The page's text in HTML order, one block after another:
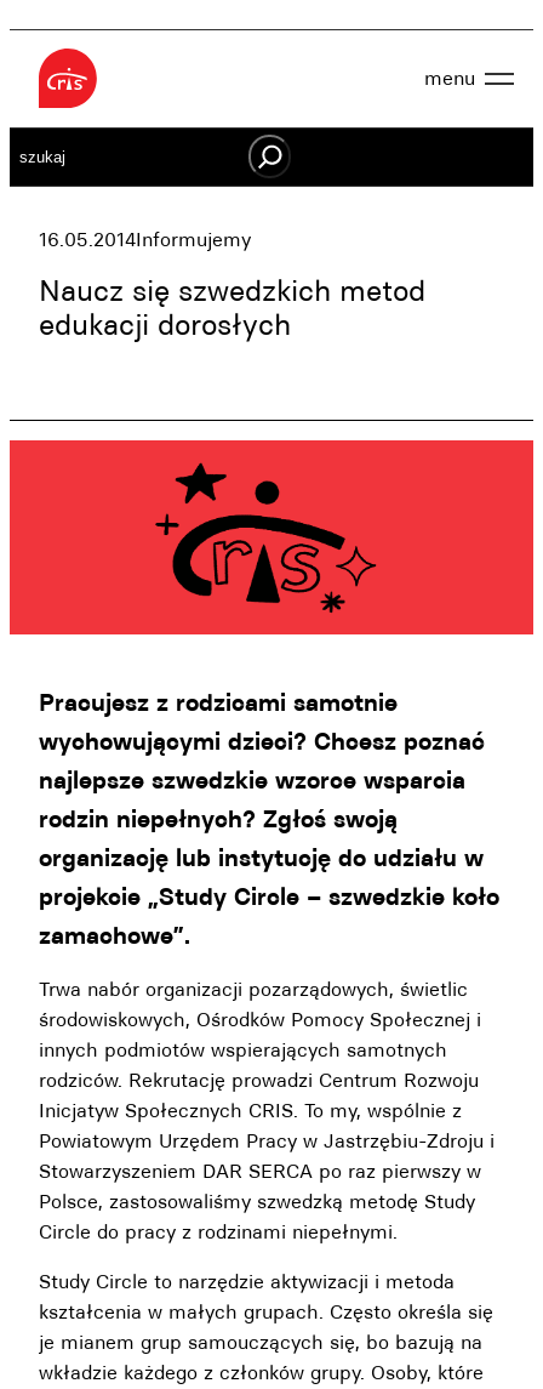
Przejdź
treści
menu
Aktualności
Wspieraj nas
OWES
Oferta
Szukaj
16.05.2014Informujemy
Naucz się szwedzkich metod
edukacji dorosłych
Pracujesz z rodzicami samotnie
wychowującymi dzieci? Chcesz poznać
najlepsze szwedzkie wzorce wsparcia
rodzin niepełnych? Zgłoś swoją
organizację lub instytucję do udziału w
projekcie „Study Circle – szwedzkie koło
zamachowe”.
Trwa nabór organizacji pozarządowych, świetlic
środowiskowych, Ośrodków Pomocy Społecznej i
innych podmiotów wspierających samotnych
rodziców. Rekrutację prowadzi Centrum Rozwoju
Inicjatyw Społecznych CRIS. To my, wspólnie z
Powiatowym Urzędem Pracy w Jastrzębiu-Zdroju i
Stowarzyszeniem DAR SERCA po raz pierwszy w
Polsce, zastosowaliśmy szwedzką metodę Study
Circle do pracy z rodzinami niepełnymi.
Study Circle to narzędzie aktywizacji i metoda
kształcenia w małych grupach. Często określa się
je mianem grup samouczących się, bo bazują na
wkładzie każdego z członków grupy. Osoby, które